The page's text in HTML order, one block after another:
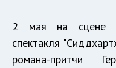
2 мая на сцене
спектакля
романа-притчи